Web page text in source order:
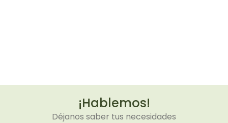
¡Hablemos!
Déjanos saber tus necesidades